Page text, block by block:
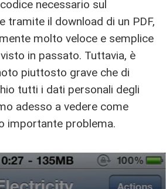
necessario sul
tramite il download di un PDF,
molto veloce e semplice
in passato. Tuttavia, è
piuttosto grave che di
tutti i dati personali degli
adesso a vedere come
importante problema.